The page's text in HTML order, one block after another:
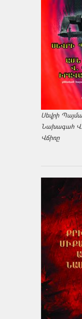
Սեվրի
Նախագահ Վ.
Վճիռը